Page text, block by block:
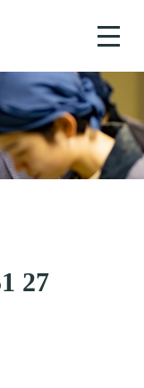
toggle
27